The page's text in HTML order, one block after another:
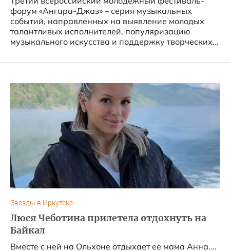
форум «Ангара-Джаз» – серия музыкальных
событий, направленных на выявление молодых
талантливых исполнителей, популяризацию
музыкального искусства и поддержку творческих
Звезды в Иркутске
Люся Чеботина прилетела отдохнуть на
Байкал
Вместе с ней на Ольхоне отдыхает ее мама Анна....